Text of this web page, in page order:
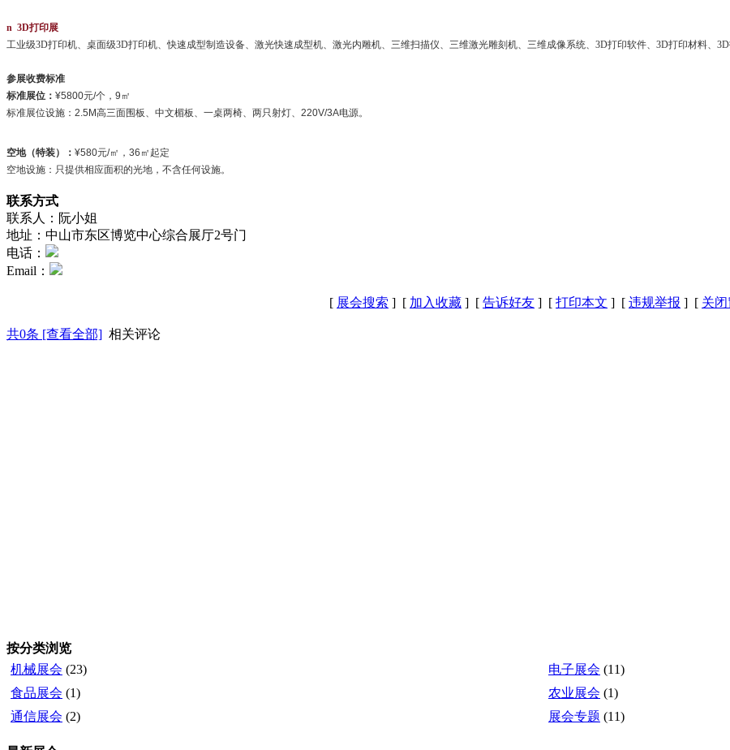
n 3D打印展
工业级3D打印机、桌面级3D打印机、快速成型制造设备、激光快速成型机、激光内雕机、三维扫描仪、三维激光雕刻机、三维成像系统、3D打印软件、3D打印材料、3D
参展收费标准
标准展位： ¥5800元/个，9㎡
标准展位设施：2.5M高三面围板、中文楣板、一桌两椅、两只射灯、220V/3A电源。
空地（特装）： ¥580元/㎡，36㎡起定
空地设施：只提供相应面积的光地，不含任何设施。
联系方式
联系人：阮小姐
地址：中山市东区博览中心综合展厅2号门
电话：
Email：
[ 展会搜索 ] [ 加入收藏 ] [ 告诉好友 ] [ 打印本文 ] [ 违规举报 ] [ 关闭
共0条 [查看全部] 相关评论
按分类浏览
机械展会 (23) 电子展会 (11)
食品展会 (1) 农业展会 (1)
通信展会 (2) 展会专题 (11)